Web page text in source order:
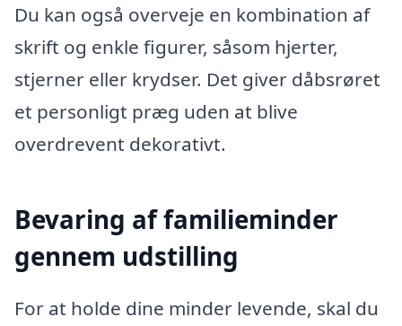
Du kan også overveje en kombination af
skrift og enkle figurer, såsom hjerter,
stjerner eller krydser. Det giver dåbsrøret
et personligt præg uden at blive
overdrevent dekorativt.
Bevaring af familieminder
gennem udstilling
For at holde dine minder levende, skal du